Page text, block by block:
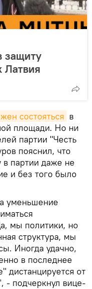
защиту
Латвия
состояться в
площади. Но ни
партии "Честь
пояснил, что
в партии даже не
и без того было
уменьшение
мы политики, но
структура, мы
Иногда удачно,
в последнее
дистанцируется от
- подчеркнул вице-